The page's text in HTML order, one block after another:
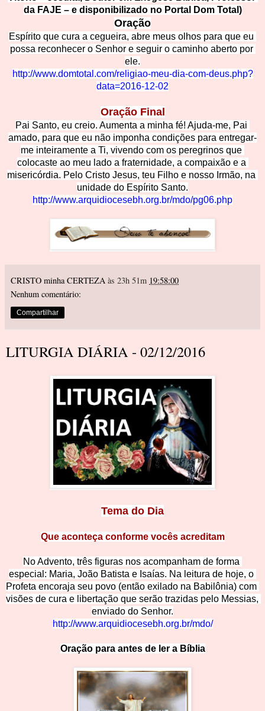
da FAJE – e disponibilizado no Portal Dom Total)
Oração
Espírito que cura a cegueira, abre meus olhos para que eu
possa reconhecer o Senhor e seguir o caminho aberto por
ele.
http://www.domtotal.com/religiao-meu-dia-com-deus.php?
data=2016-12-02
Oração Final
Pai Santo, eu creio. Aumenta a minha fé! Ajuda-me, Pai
amado, para que eu não imponha condições para entregar-
me inteiramente a Ti, vivendo com os peregrinos que
colocaste ao meu lado a fraternidade, a compaixão e a
misericórdia. Pelo Cristo Jesus, teu Filho e nosso Irmão, na
unidade do Espírito Santo.
http://www.arquidiocesebh.org.br/mdo/pg06.php
CRISTO minha CERTEZA às 23h 51m 19:58:00
Nenhum comentário:
Compartilhar
LITURGIA DIÁRIA - 02/12/2016
Tema do Dia
Que aconteça conforme vocês acreditam
No Advento, três figuras nos acompanham de forma
especial: Maria, João Batista e Isaías. Na leitura de hoje, o
Profeta encoraja seu povo (então exilado na Babilônia) com
visões de cura e libertação que serão trazidas pelo Messias,
enviado do Senhor.
http://www.arquidiocesebh.org.br/mdo/
Oração para antes de ler a Bíblia